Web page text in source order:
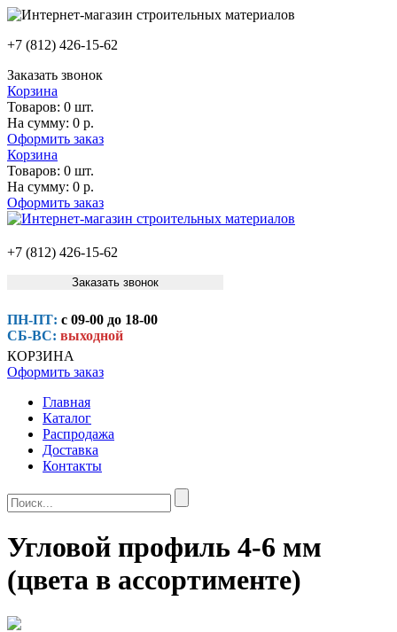
+7 (812) 426-15-62
Заказать звонок
Корзина
Товаров: 0 шт.
На сумму: 0 р.
Оформить заказ
Корзина
Товаров: 0 шт.
На сумму: 0 р.
Оформить заказ
+7 (812) 426-15-62
Заказать звонок
ПН-ПТ: с 09-00 до 18-00
СБ-ВС: выходной
КОРЗИНА
Оформить заказ
Главная
Каталог
Распродажа
Доставка
Контакты
Угловой профиль 4-6 мм
(цвета в ассортименте)